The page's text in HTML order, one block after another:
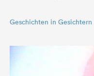
Geschichten in Gesichtern